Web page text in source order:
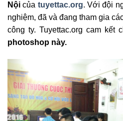
Nội của tuyettac.org. Với đội
nghiệm, đã và đang tham gia
công ty. Tuyettac.org cam kết
photoshop này.